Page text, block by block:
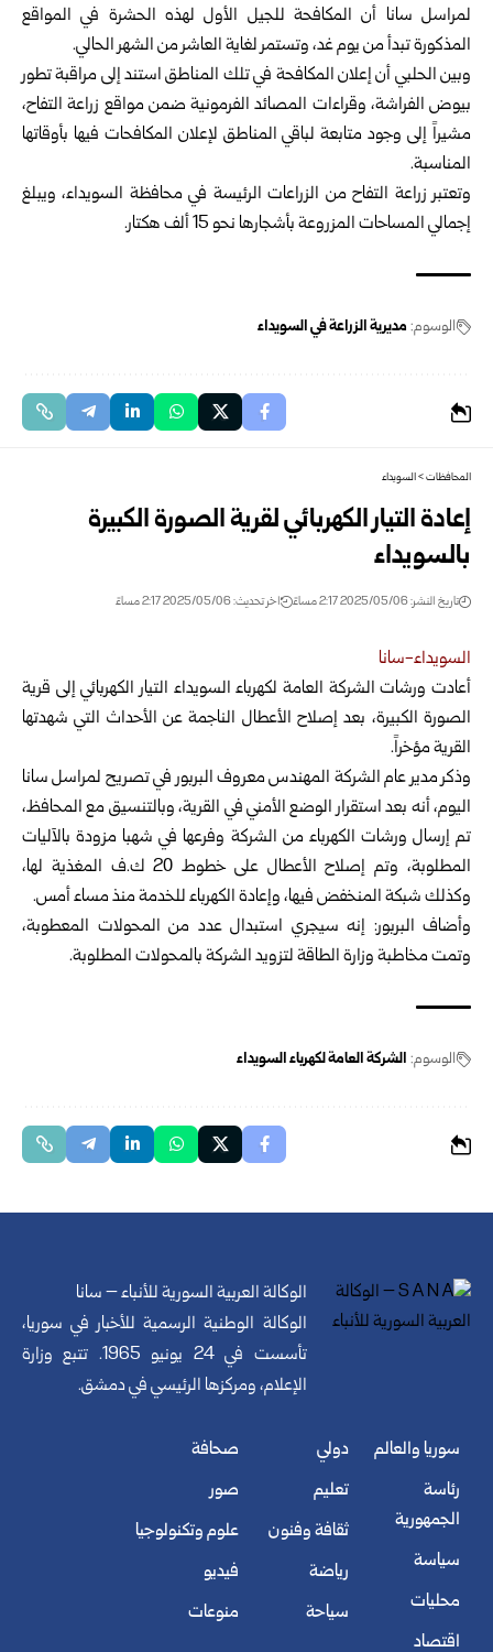
لمراسل سانا أن المكافحة للجيل الأول لهذه الحشرة في المواقع
المذكورة تبدأ من يوم غد، وتستمر لغاية العاشر من الشهر الحالي.
وبين الحلبي أن إعلان المكافحة في تلك المناطق استند إلى مراقبة تطور
بيوض الفراشة، وقراءات المصائد الفرمونية ضمن مواقع زراعة التفاح،
مشيراً إلى وجود متابعة لباقي المناطق لإعلان المكافحات فيها بأوقاتها
المناسبة.
وتعتبر زراعة التفاح من الزراعات الرئيسة في محافظة السويداء، ويبلغ
إجمالي المساحات المزروعة بأشجارها نحو 15 ألف هكتار.
الوسوم: مديرية الزراعة في السويداء
المحافظات>السويداء
إعادة التيار الكهربائي لقرية الصورة الكبيرة
بالسويداء
تاريخ النشر: 2025/05/06 2:17 مساءً اخر تحديث: 2025/05/06 2:17 مساءً
السويداء-سانا
أعادت ورشات الشركة العامة لكهرباء السويداء التيار الكهربائي إلى قرية
الصورة الكبيرة، بعد إصلاح الأعطال الناجمة عن الأحداث التي شهدتها
القرية مؤخراً.
وذكر مدير عام الشركة المهندس معروف البربور في تصريح لمراسل سانا
اليوم، أنه بعد استقرار الوضع الأمني في القرية، وبالتنسيق مع المحافظ،
تم إرسال ورشات الكهرباء من الشركة وفرعها في شهبا مزودة بالآليات
المطلوبة، وتم إصلاح الأعطال على خطوط 20 ك.ف المغذية لها،
وكذلك شبكة المنخفض فيها، وإعادة الكهرباء للخدمة منذ مساء أمس.
وأضاف البربور: إنه سيجري استبدال عدد من المحولات المعطوبة،
وتمت مخاطبة وزارة الطاقة لتزويد الشركة بالمحولات المطلوبة.
الوسوم: الشركة العامة لكهرباء السويداء
الوكالة العربية السورية للأنباء – سانا
الوكالة الوطنية الرسمية للأخبار في سوريا،
تأسست في 24 يونيو 1965. تتبع وزارة
الإعلام، ومركزها الرئيسي في دمشق.
سوريا والعالم
رئاسة
الجمهورية
سياسة
محليات
اقتصاد
دولي
تعليم
ثقافة وفنون
رياضة
سياحة
صحافة
صور
علوم وتكنولوجيا
فيديو
منوعات